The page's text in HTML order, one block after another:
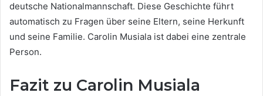
deutsche Nationalmannschaft. Diese Geschichte führt
automatisch zu Fragen über seine Eltern, seine Herkunft
und seine Familie. Carolin Musiala ist dabei eine zentrale
Person.
Fazit zu Carolin Musiala